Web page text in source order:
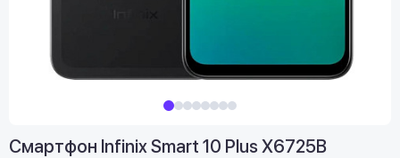
Смартфон Infinix Smart 10 Plus X6725B